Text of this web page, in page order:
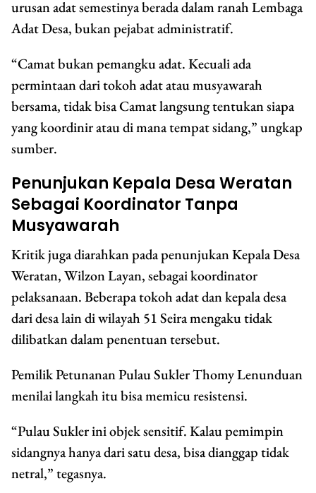
urusan adat semestinya berada dalam ranah Lembaga
Adat Desa, bukan pejabat administratif.
“Camat bukan pemangku adat. Kecuali ada
permintaan dari tokoh adat atau musyawarah
bersama, tidak bisa Camat langsung tentukan siapa
yang koordinir atau di mana tempat sidang,” ungkap
sumber.
Penunjukan Kepala Desa Weratan
Sebagai Koordinator Tanpa
Musyawarah
Kritik juga diarahkan pada penunjukan Kepala Desa
Weratan, Wilzon Layan, sebagai koordinator
pelaksanaan. Beberapa tokoh adat dan kepala desa
dari desa lain di wilayah 51 Seira mengaku tidak
dilibatkan dalam penentuan tersebut.
Pemilik Petunanan Pulau Sukler Thomy Lenunduan
menilai langkah itu bisa memicu resistensi.
“Pulau Sukler ini objek sensitif. Kalau pemimpin
sidangnya hanya dari satu desa, bisa dianggap tidak
netral,” tegasnya.